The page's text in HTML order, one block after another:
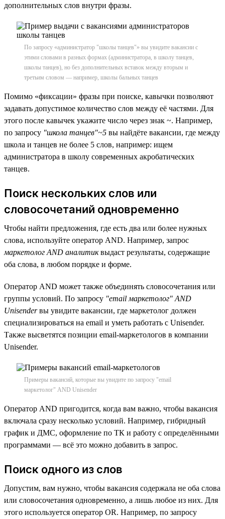
дополнительных слов внутри фразы.
По запросу «администратор "школы танцев"» вы увидите вакансии с
этими словами в разных формах (администратора, в школу танцев,
школы танцев), но без дополнительных вставок между вторым и
третьим словом — например, школы бальных танцев
Помимо «фиксации» фразы при поиске, кавычки позволяют
задавать допустимое количество слов между её частями. Для
этого после кавычек укажите число через знак ~. Например,
по запросу "школа танцев"~5 вы найдёте вакансии, где между
школа и танцев не более 5 слов, например: ищем
администратора в школу современных акробатических
танцев.
Поиск нескольких слов или
словосочетаний одновременно
Чтобы найти предложения, где есть два или более нужных
слова, используйте оператор AND. Например, запрос
маркетолог AND аналитиквыдаст результаты, содержащие
оба слова, в любом порядке и форме.
Оператор AND может также объединять словосочетания или
группы условий. По запросу "email маркетолог" AND
Unisenderвы увидите вакансии, где маркетолог должен
специализироваться на email и уметь работать с Unisender.
Также высветятся позиции email-маркетологов в компании
Unisender.
Примеры вакансий, которые вы увидите по запросу "email
маркетолог" AND Unisender
Оператор AND пригодится, когда вам важно, чтобы вакансия
включала сразу несколько условий. Например, гибридный
график и ДМС, оформление по ТК и работу с определёнными
программами — всё это можно добавить в запрос.
Поиск одного из слов
Допустим, вам нужно, чтобы вакансия содержала не оба слова
или словосочетания одновременно, а лишь любое из них. Для
этого используется оператор OR. Например, по запросу